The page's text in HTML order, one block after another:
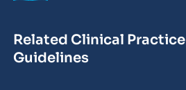
Related Clinical Practice
Guidelines